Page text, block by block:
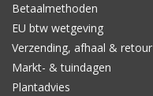
Betaalmethoden
EU btw wetgeving
Verzending, afhaal & retour
Markt- & tuindagen
Plantadvies